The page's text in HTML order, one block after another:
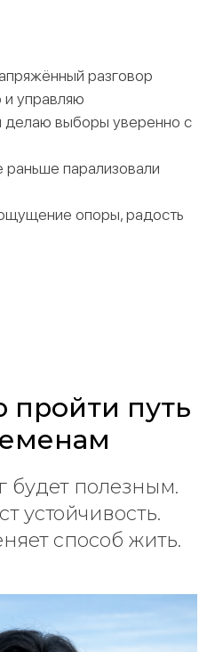
разговор
управляю
выборы уверенно с
парализовали
опоры, радость
путь
полезным.
устойчивость.
способ жить.